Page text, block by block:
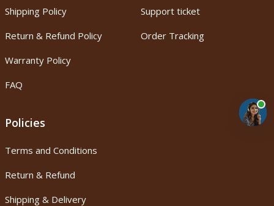
Shipping Policy
Return & Refund Policy
Warranty Policy
FAQ
Support ticket
Order Tracking
Policies
Terms and Conditions
Return & Refund
Shipping & Delivery